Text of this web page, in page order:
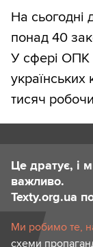
На сьогодні
понад 40
У сфері
українських
тисяч
Це дратує, і
важливо.
Texty.org.ua
Ми робимо те,
схеми